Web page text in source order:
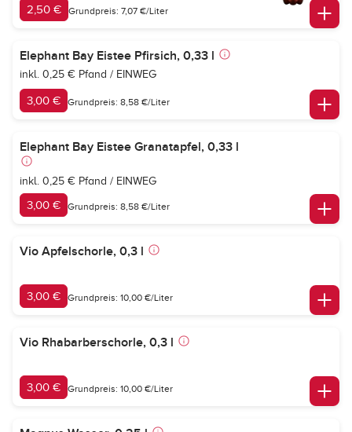
2,50 € Grundpreis: 7,07 €/Liter
Elephant Bay Eistee Pfirsich, 0,33 l
inkl. 0,25 € Pfand / EINWEG
3,00 € Grundpreis: 8,58 €/Liter
Elephant Bay Eistee Granatapfel, 0,33 l
inkl. 0,25 € Pfand / EINWEG
3,00 € Grundpreis: 8,58 €/Liter
Vio Apfelschorle, 0,3 l
3,00 € Grundpreis: 10,00 €/Liter
Vio Rhabarberschorle, 0,3 l
3,00 € Grundpreis: 10,00 €/Liter